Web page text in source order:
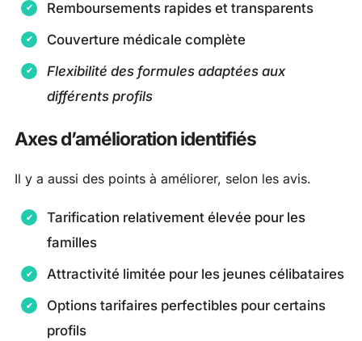
Remboursements rapides et transparents
Couverture médicale complète
Flexibilité des formules adaptées aux
différents profils
Axes d’amélioration identifiés
Il y a aussi des points à améliorer, selon les avis.
Tarification relativement élevée pour les
familles
Attractivité limitée pour les jeunes célibataires
Options tarifaires perfectibles pour certains
profils